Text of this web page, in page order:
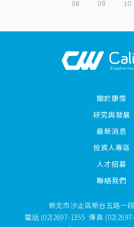
08
09 10
關於康霈
研究與發展
最新消息
投資人專區
人才招募
聯絡我們
新北市汐止區新台五路一
電話 (02)2697-1355 傳真